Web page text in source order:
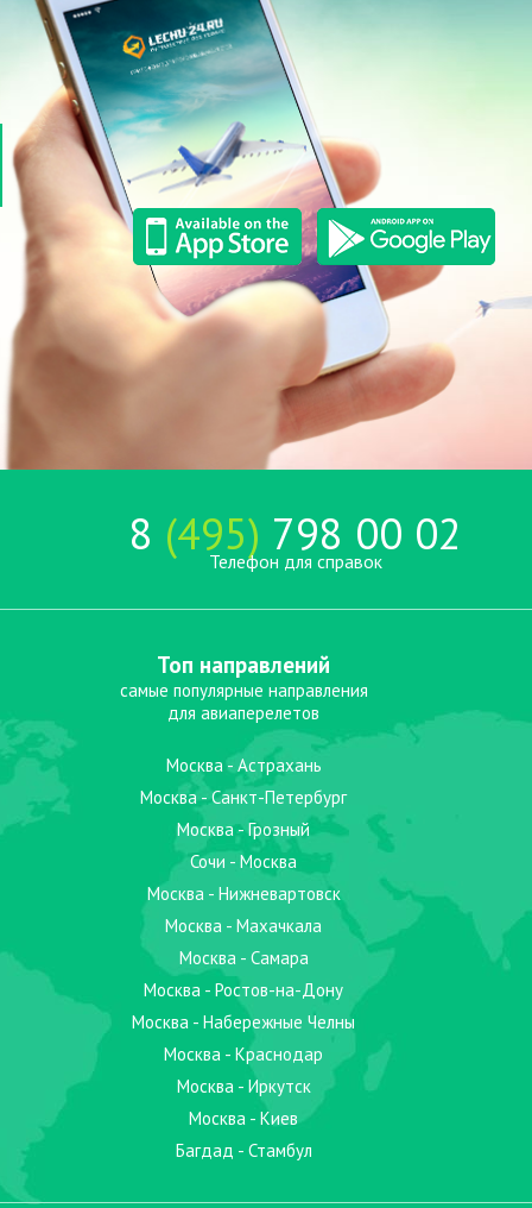
8 (495) 798 00 02
Телефон для справок
Топ направлений
самые популярные направления
для авиаперелетов
Москва - Астрахань
Москва - Санкт-Петербург
Москва - Грозный
Сочи - Москва
Москва - Нижневартовск
Москва - Махачкала
Москва - Самара
Москва - Ростов-на-Дону
Москва - Набережные Челны
Москва - Краснодар
Москва - Иркутск
Москва - Киев
Багдад - Стамбул